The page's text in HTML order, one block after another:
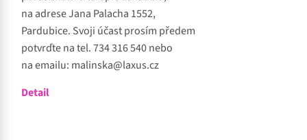
na adrese Jana Palacha 1552,
Pardubice. Svoji účast prosím předem
potvrďte na tel. 734 316 540 nebo
na emailu: malinska@laxus.cz
Detail